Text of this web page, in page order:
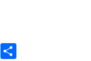
Email